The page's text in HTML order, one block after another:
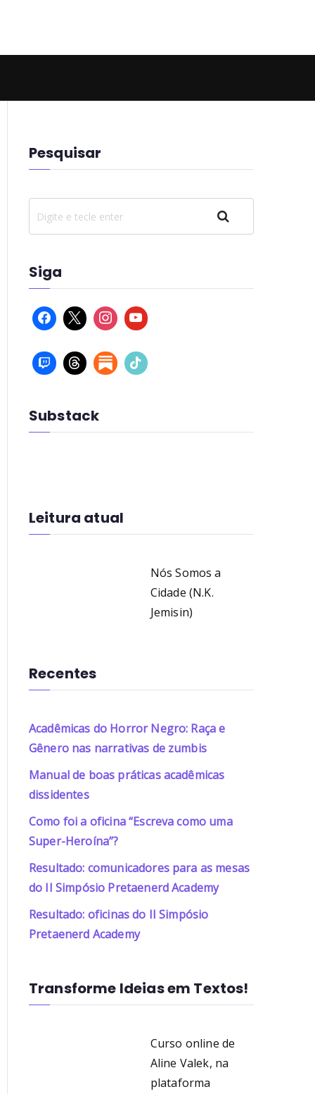
Pesquisar
Pesquisar
Siga
Substack
Leitura atual
Nós Somos a
Cidade (N.K.
Jemisin)
Recentes
Acadêmicas do Horror Negro: Raça e
Gênero nas narrativas de zumbis
Manual de boas práticas acadêmicas
dissidentes
Como foi a oficina “Escreva como uma
Super-Heroína”?
Resultado: comunicadores para as mesas
do II Simpósio Pretaenerd Academy
Resultado: oficinas do II Simpósio
Pretaenerd Academy
Transforme Ideias em Textos!
Curso online de
Aline Valek, na
plataforma